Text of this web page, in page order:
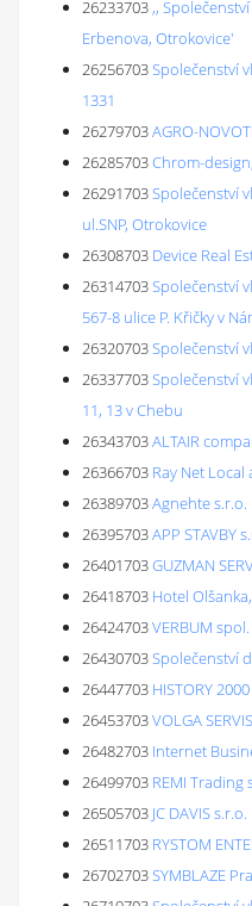
26233703 ,,
Erbenova, Otrokovice'
26256703Společenství
1331
26279703AGRO-
26285703Chrom-
26291703Společenství
ul.SNP, Otrokovice
26308703 Device Real
26314703Společenství
567-8 ulice P. Křičky v
26320703Společenství
26337703Společenství
11, 13 v Chebu
26343703ALTAIR
26366703 Ray Net Local
26389703Agnehte s.r.o.
26395703APP STAVBY
26401703GUZMAN
26418703 Hotel
26424703VERBUM
26430703Společenství
26447703 HISTORY
26453703VOLGA
26482703 Internet
26499703 REMI Trading
26505703 JC DAVIS s.r.o.
26511703 RYSTOM
26702703SYMBLAZE